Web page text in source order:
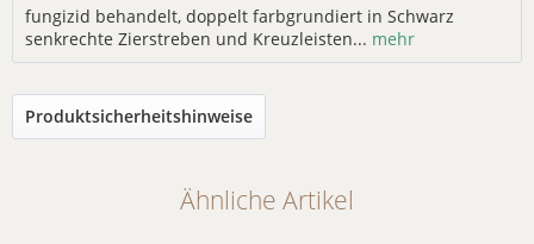
fungizid behandelt, doppelt farbgrundiert in Schwarz
senkrechte Zierstreben und Kreuzleisten... mehr
Produktsicherheitshinweise
Ähnliche Artikel